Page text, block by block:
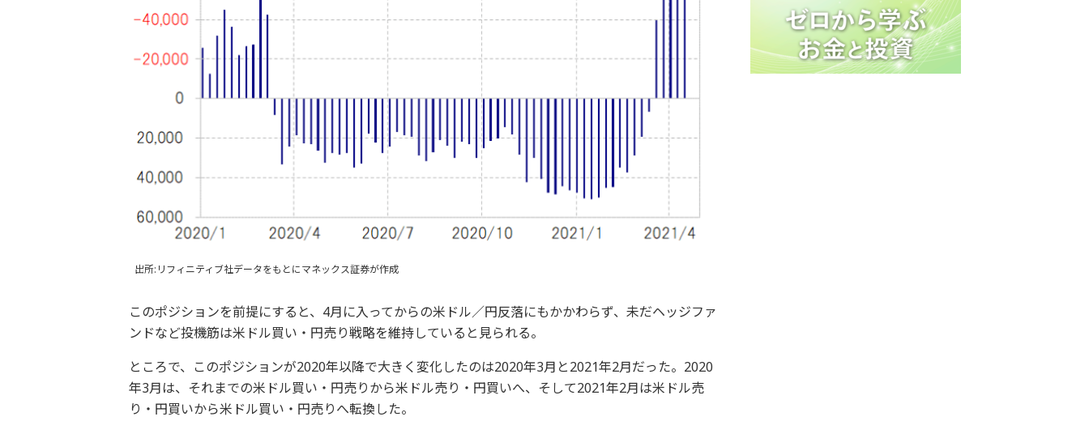
出所:リフィニティブ社データをもとにマネックス証券が作成
このポジションを前提にすると、4月に入ってからの米ドル／円反落にもかかわらず、未だヘッジファ
ンドなど投機筋は米ドル買い・円売り戦略を維持していると見られる。
ところで、このポジションが2020年以降で大きく変化したのは2020年3月と2021年2月だった。2020
年3月は、それまでの米ドル買い・円売りから米ドル売り・円買いへ、そして2021年2月は米ドル売
り・円買いから米ドル買い・円売りへ転換した。